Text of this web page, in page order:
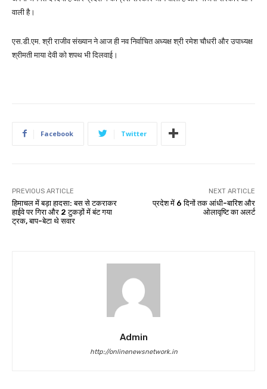
वाली है।
एस.डी.एम. श्री राजीव संख्यान ने आज ही नव निर्वाचित अध्यक्ष श्री रमेश चौधरी और उपाध्यक्ष
श्रीमती माया देवी को शपथ भी दिलवाई।
Facebook Twitter
PREVIOUS ARTICLE
हिमाचल में बड़ा हादसा: बस से टकराकर
हाईवे पर गिरा और 2 टुकड़ों में बंट गया
ट्रक, बाप-बेटा थे सवार
NEXT ARTICLE
प्रदेश में 6 दिनों तक आंधी-बारिश और
ओलावृष्टि का अलर्ट
Admin
http://onlinenewsnetwork.in